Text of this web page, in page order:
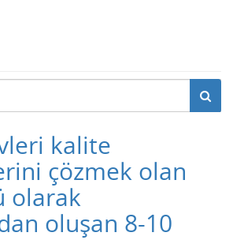
kalite
çözmek olan
olarak
oluşan 8-10